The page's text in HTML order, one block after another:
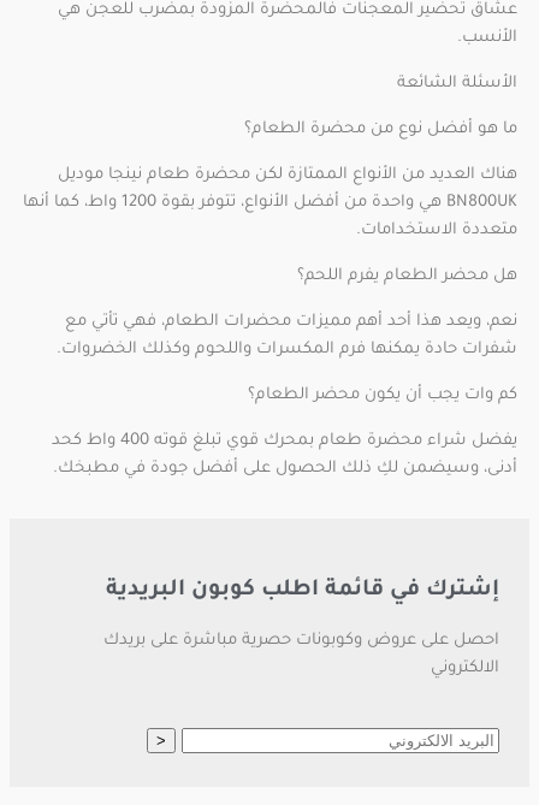
عشاق تحضير المعجنات فالمحضرة المزودة بمضرب للعجن هي
الأنسب.
الأسئلة الشائعة
ما هو أفضل نوع من محضرة الطعام؟
هناك العديد من الأنواع الممتازة لكن محضرة طعام نينجا موديل
BN800UK هي واحدة من أفضل الأنواع، تتوفر بقوة 1200 واط، كما أنها
متعددة الاستخدامات.
هل محضر الطعام يفرم اللحم؟
نعم، ويعد هذا أحد أهم مميزات محضرات الطعام، فهي تأتي مع
شفرات حادة يمكنها فرم المكسرات واللحوم وكذلك الخضروات.
كم وات يجب أن يكون محضر الطعام؟
يفضل شراء محضرة طعام بمحرك قوي تبلغ قوته 400 واط كحد
أدنى، وسيضمن لكِ ذلك الحصول على أفضل جودة في مطبخك.
إشترك في قائمة اطلب كوبون البريدية
احصل على عروض وكوبونات حصرية مباشرة على بريدك
الالكتروني